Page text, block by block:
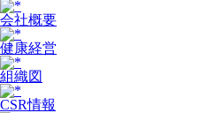
会社概要
健康経営
組織図
CSR情報